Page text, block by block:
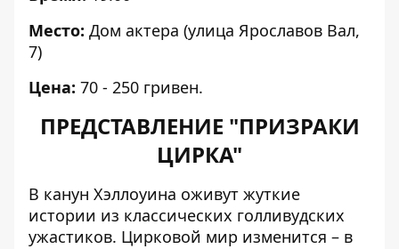
Место: Дом актера (улица Ярославов Вал,
7)
Цена: 70 - 250 гривен.
ПРЕДСТАВЛЕНИЕ "ПРИЗРАКИ
ЦИРКА"
В канун Хэллоуина оживут жуткие
истории из классических голливудских
ужастиков. Цирковой мир изменится – в